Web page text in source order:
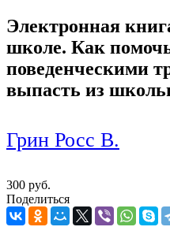
Электронная
школе. Как
поведенческими
выпасть из
Грин Росс В.
300 руб.
Поделиться